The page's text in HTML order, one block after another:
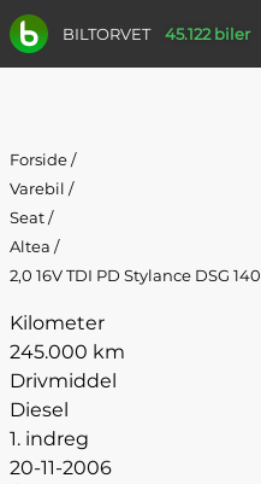
BILTORVET 45.122 biler
Forside/
Varebil /
Seat/
Altea /
2,0 16V TDI PD Stylance DSG
Kilometer
245.000 km
Drivmiddel
Diesel
1. indreg
20-11-2006